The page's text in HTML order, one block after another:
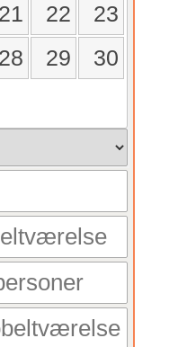
21 22
23
28 29
30